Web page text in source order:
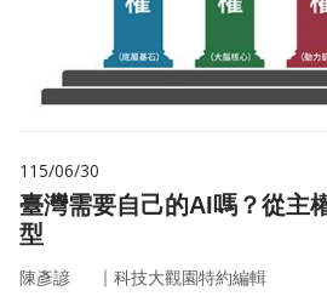
115/06/30
臺灣需要自己的AI嗎？從主
型
陳彥諺 ｜ 科技大觀園特約編輯